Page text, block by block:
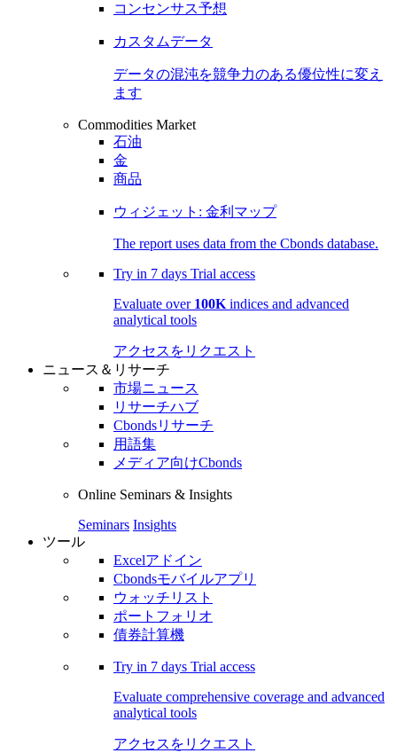
コンセンサス予想
カスタムデータ
データの混沌を競争力のある優位性に変え
ます
Commodities Market
石油
金
商品
ウィジェット: 金利マップ
The report uses data from the Cbonds database.
Try in 7 days Trial access
Evaluate over 100K indices and advanced
analytical tools
アクセスをリクエスト
ニュース＆リサーチ
市場ニュース
リサーチハブ
Cbondsリサーチ
用語集
メディア向けCbonds
Online Seminars & Insights
Seminars Insights
ツール
Excelアドイン
Cbondsモバイルアプリ
ウォッチリスト
ポートフォリオ
債券計算機
Try in 7 days Trial access
Evaluate comprehensive coverage and advanced
analytical tools
アクセスをリクエスト